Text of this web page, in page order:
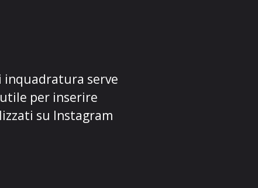
inquadratura serve
per inserire
su Instagram